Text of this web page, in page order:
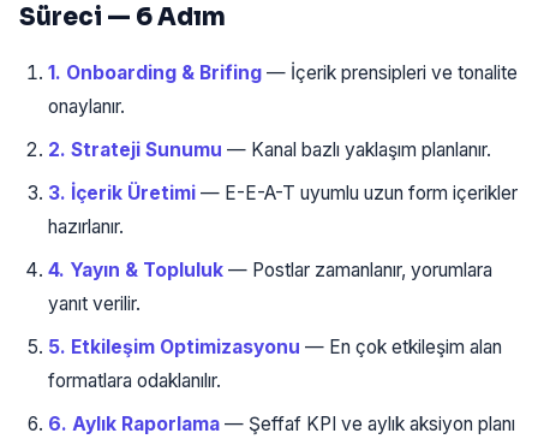
Süreci — 6 Adım
1. Onboarding & Brifing — İçerik prensipleri ve tonalite
onaylanır.
2. Strateji Sunumu — Kanal bazlı yaklaşım planlanır.
3. İçerik Üretimi — E-E-A-T uyumlu uzun form içerikler
hazırlanır.
4. Yayın & Topluluk — Postlar zamanlanır, yorumlara
yanıt verilir.
5. Etkileşim Optimizasyonu — En çok etkileşim alan
formatlara odaklanılır.
6. Aylık Raporlama — Şeffaf KPI ve aylık aksiyon planı